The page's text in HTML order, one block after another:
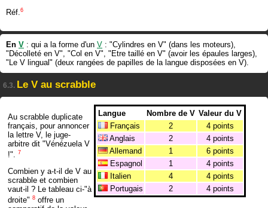
Réf.6
En V : qui a la forme d'un V : "Cylindres en V" (dans les moteurs),
"Décolleté en V", "Col en V", "Etre taillé en V" (avoir les épaules larges),
"Le V lingual" (deux rangées de papilles de la langue disposées en V).
6.3. Le V au scrabble
Au scrabble duplicate
français, pour annoncer
la lettre V, le juge-
arbitre dit "Vénézuela V
!".
7
Combien y a-t-il de V au
scrabble et combien
vaut-il ? Le tableau ci-"à
droite" 8 offre un
Langue Nombre de V Valeur du V
Français
2
4 points
Anglais
2
4 points
Allemand
1
6 points
Espagnol
1
4 points
Italien
4
4 points
Portugais
2 4 points